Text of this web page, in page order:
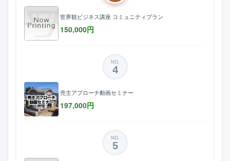
世界観ビジネス講座 コミュニティプラン
150,000円
NO.
4
売主アプローチ動画セミナー
197,000円
NO.
5